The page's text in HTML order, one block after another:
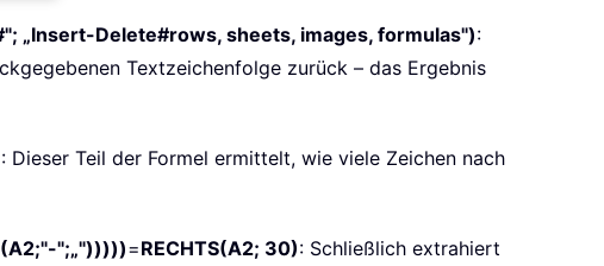
„Insert-Delete#rows, sheets, images, formulas"):
Textzeichenfolge zurück – das Ergebnis
: Dieser Teil der Formel ermittelt, wie viele Zeichen nach
";„")))))=RECHTS(A2; 30): Schließlich extrahiert